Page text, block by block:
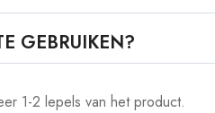
GEBRUIKEN?
1-2 lepels van het product.